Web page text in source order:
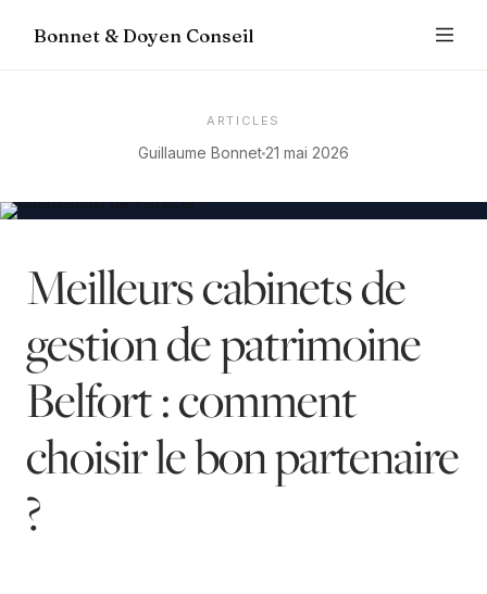
Bonnet & Doyen Conseil
ARTICLES
Guillaume Bonnet 21 mai 2026
Meilleurs cabinets de
gestion de patrimoine
Belfort : comment
choisir le bon partenaire
?